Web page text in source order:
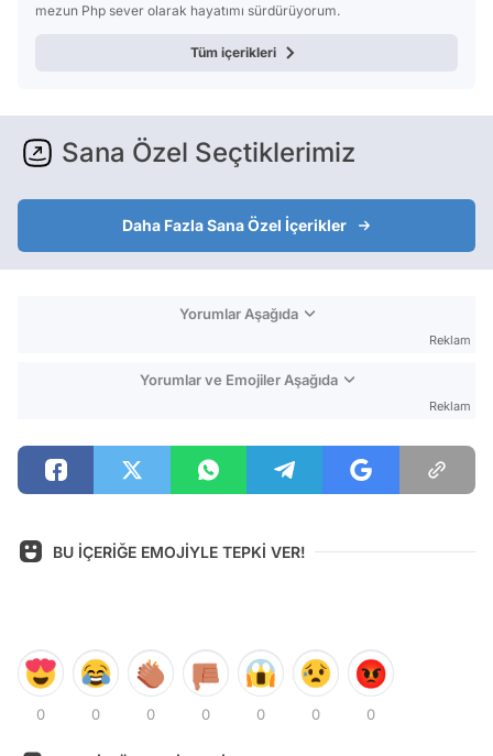
mezun Php sever olarak hayatımı sürdürüyorum.
Tüm içerikleri
Sana Özel Seçtiklerimiz
Daha Fazla Sana Özel İçerikler
Yorumlar Aşağıda
Reklam
Yorumlar ve Emojiler Aşağıda
Reklam
BU İÇERİĞE EMOJİYLE TEPKİ VER!
0 0 0 0 0 0 0